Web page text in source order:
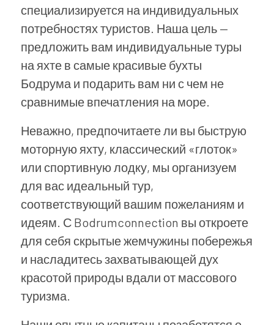
специализируется на индивидуальных
потребностях туристов. Наша цель —
предложить вам индивидуальные туры
на яхте в самые красивые бухты
Бодрума и подарить вам ни с чем не
сравнимые впечатления на море.
Неважно, предпочитаете ли вы быструю
моторную яхту, классический «глоток»
или спортивную лодку, мы организуем
для вас идеальный тур,
соответствующий вашим пожеланиям и
идеям. С Bodrumconnection вы откроете
для себя скрытые жемчужины побережья
и насладитесь захватывающей дух
красотой природы вдали от массового
туризма.